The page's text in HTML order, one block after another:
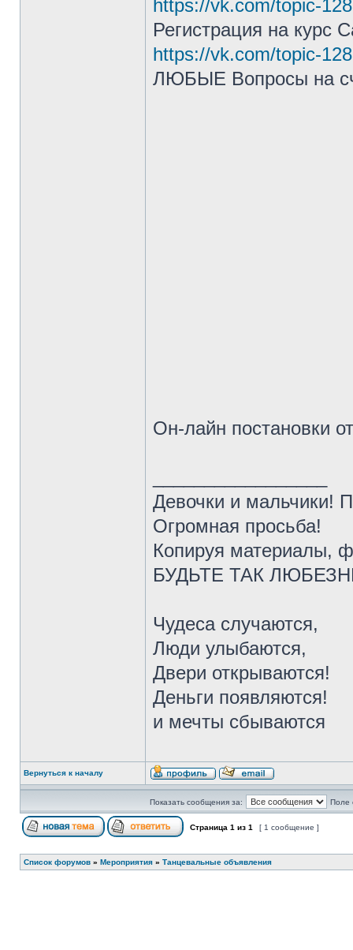
https://vk.com/topic-
Регистрация на курс
https://vk.com/topic-
ЛЮБЫЕ Вопросы на
Он-лайн постановки
Девочки и мальчики!
Огромная просьба!
Копируя материалы,
БУДЬТЕ ТАК
Чудеса случаются,
Люди улыбаются,
Двери открываются!
Деньги появляются!
и мечты сбываются
Вернуться к началу
Показать сообщения за: Поле
Страница 1 из 1 [ 1 сообщение ]
Список форумов » Мероприятия » Танцевальные объявления